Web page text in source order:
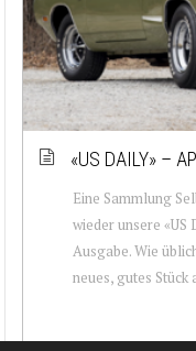
«US DAILY» –
Eine Sammlung
wieder unsere «US
Ausgabe. Wie
neues, gutes Stück